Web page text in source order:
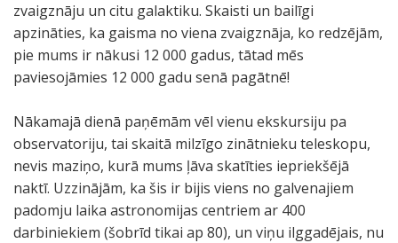
zvaigznāju un citu galaktiku. Skaisti un bailīgi
apzināties, ka gaisma no viena zvaigznāja, ko redzējām,
pie mums ir nākusi 12 000 gadus, tātad mēs
paviesojāmies 12 000 gadu senā pagātnē!
Nākamajā dienā paņēmām vēl vienu ekskursiju pa
observatoriju, tai skaitā milzīgo zinātnieku teleskopu,
nevis maziņo, kurā mums ļāva skatīties iepriekšējā
naktī. Uzzinājām, ka šis ir bijis viens no galvenajiem
padomju laika astronomijas centriem ar 400
darbiniekiem (šobrīd tikai ap 80), un viņu ilggadējais, nu